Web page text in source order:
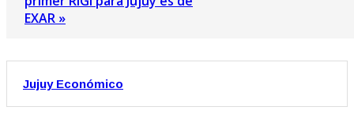
EXAR »
Jujuy Económico